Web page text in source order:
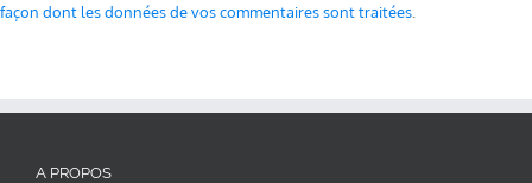
façon dont les données de vos commentaires sont traitées
A PROPOS